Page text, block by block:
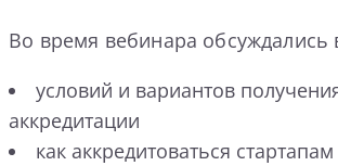
Во время вебинара обсуждались
условий и вариантов
аккредитации
как аккредитоваться